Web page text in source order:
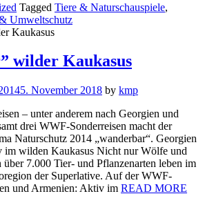
Tagged Tiere & Naturschauspiele,
Umweltschutz
wilder Kaukasus
5. November 2018 by kmp
– unter anderem nach Georgien und
drei WWF-Sonderreisen macht der
Naturschutz 2014 „wanderbar“. Georgien
im wilden Kaukasus Nicht nur Wölfe und
über 7.000 Tier- und Pflanzenarten leben im
der Superlative. Auf der WWF-
und Armenien: Aktiv im READ MORE